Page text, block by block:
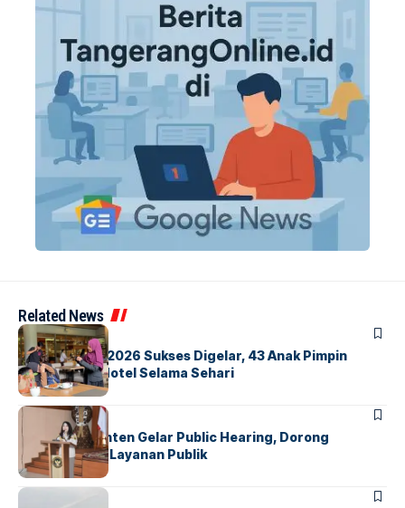
Related News
BERITAINDEX
GM For A Day 2026 Sukses Digelar, 43 Anak Pimpin
Operasional Hotel Selama Sehari
BANDARABERITA
Karantina Banten Gelar Public Hearing, Dorong
Transparansi Layanan Publik
BANDARA